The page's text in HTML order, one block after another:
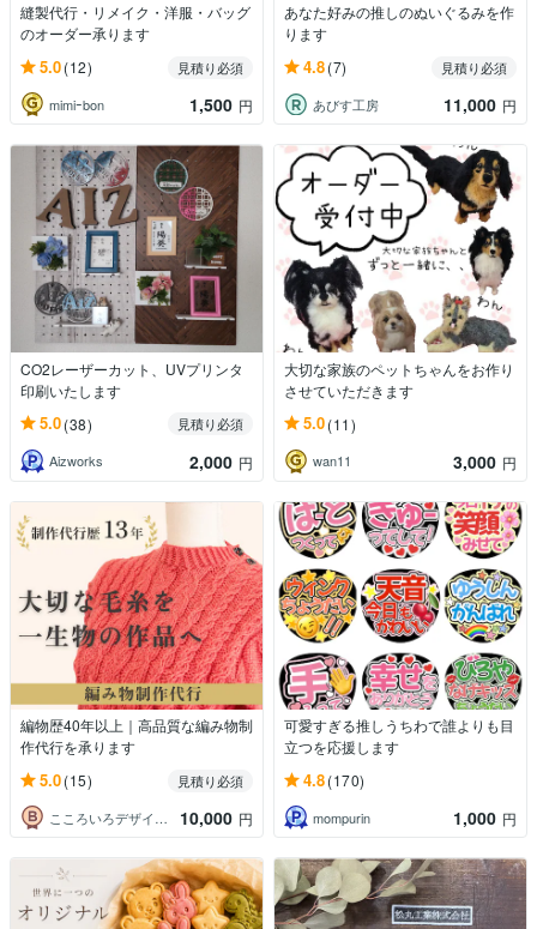
縫製代行・リメイク・洋服・バッグ
のオーダー承ります
5.0(12)
見積り必須
mimiｰbon
1,500 円
あなた好みの推しのぬいぐるみを作
ります
4.8(7)
見積り必須
あびす工房
11,000 円
CO2レーザーカット、UVプリンタ
印刷いたします
5.0(38)
見積り必須
Aizworks
2,000 円
大切な家族のペットちゃんをお作り
させていただきます
5.0(11)
wan11 3,000 円
編物歴40年以上｜高品質な編み物制
作代行を承ります
5.0(15)
見積り必須
こころいろデザイン＠編物と手芸の制作代行
10,000 円
可愛すぎる推しうちわで誰よりも目
立つを応援します
4.8(170)
mompurin 1,000 円